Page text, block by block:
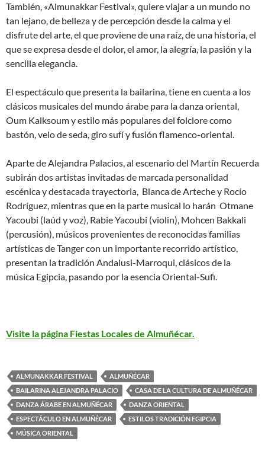
También, «Almunakkar Festival», quiere viajar a un mundo no
tan lejano, de belleza y de percepción desde la calma y el
disfrute del arte, el que proviene de una raíz, de una historia, el
que se expresa desde el dolor, el amor, la alegría, la pasión y la
sencilla elegancia.
El espectáculo que presenta la bailarina, tiene en cuenta a los
clásicos musicales del mundo árabe para la danza oriental,
Oum Kalksoum y estilo más populares del folclore como
bastón, velo de seda, giro sufí y fusión flamenco-oriental.
Aparte de Alejandra Palacios, al escenario del Martín Recuerda
subirán dos artistas invitadas de marcada personalidad
escénica y destacada trayectoria, Blanca de Arteche y Rocío
Rodríguez, mientras que en la parte musical lo harán Otmane
Yacoubi (laúd y voz), Rabie Yacoubi (violin), Mohcen Bakkali
(percusión), músicos provenientes de reconocidas familias
artísticas de Tanger con un importante recorrido artístico,
presentan la tradición Andalusi-Marroqui, clásicos de la
música Egipcia, pasando por la esencia Oriental-Sufi.
Visite la página Fiestas Locales de Almuñécar.
ALMUNAKKAR FESTIVAL
ALMUÑÉCAR
BAILARINA ALEJANDRA PALACIO
CASA DE LA CULTURA DE ALMUÑÉCAR
DANZA ÁRABE EN ALMUÑÉCAR
DANZA ORIENTAL
ESPECTÁCULO EN ALMUÑÉCAR
ESTILOS TRADICIÓN EGIPCIA
MÚSICA ORIENTAL